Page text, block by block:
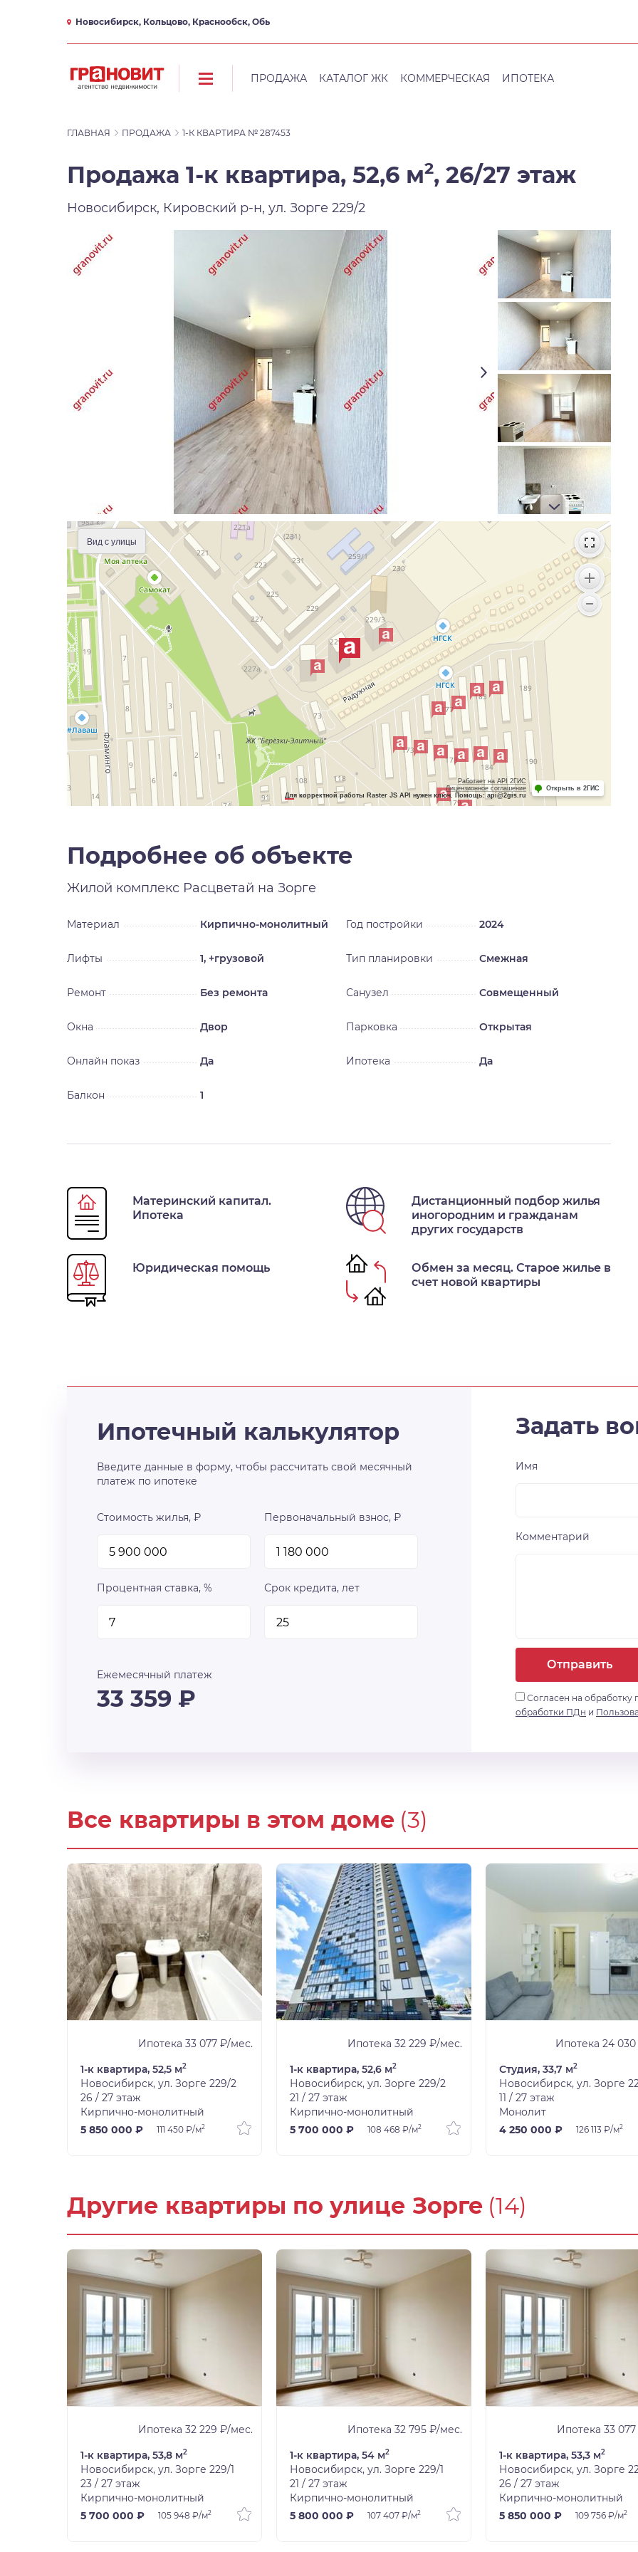
Новосибирск, Кольцово, Краснообск, Обь
ПРОДАЖА КАТАЛОГ ЖК КОММЕРЧЕСКАЯ ИПОТЕКА
ГЛАВНАЯ ПРОДАЖА 1-К КВАРТИРА № 287453
Продажа 1-к квартира, 52,6 м2, 26/27 этаж
Новосибирск, Кировский р-н, ул. Зорге 229/2
Вид с улицы
Работает на API 2ГИС
Лицензионное соглашение
Для корректной работы Raster JS API нужен ключ. Помощь: api@2gis.ru
Открыть в 2ГИС
Подробнее об объекте
Жилой комплекс Расцветай на Зорге
Материал Кирпично-монолитный Год постройки 2024
Лифты 1, +грузовой Тип планировки Смежная
Ремонт Без ремонта Санузел Совмещенный
Окна Двор Парковка Открытая
Онлайн показ Да Ипотека Да
Балкон 1
Материнский капитал.
Ипотека
Дистанционный подбор жилья
иногородним и гражданам
других государств
Юридическая помощь
Обмен за месяц. Старое жилье в
счет новой квартиры
Ипотечный калькулятор
Введите данные в форму, чтобы рассчитать свой месячный
платеж по ипотеке
Стоимость жилья, ₽ Первоначальный взнос, ₽
Процентная ставка, % Срок кредита, лет
Ежемесячный платеж
33 359 ₽
Задать
Имя
Комментарий
Отправить
Согласен на обработку
обработки ПДн и
Все квартиры в этом доме (3)
Ипотека 33 077 ₽/мес.
1-к квартира, 52,5 м2
Новосибирск, ул. Зорге 229/2
26 / 27 этаж
Кирпично-монолитный
5 850 000 ₽
111 450 ₽/м2
Ипотека 32 229 ₽/мес.
1-к квартира, 52,6 м2
Новосибирск, ул. Зорге 229/2
21 / 27 этаж
Кирпично-монолитный
5 700 000 ₽
108 468 ₽/м2
Ипотека 24
Студия, 33,7 м2
Новосибирск, ул. Зорге
11 / 27 этаж
Монолит
4 250 000 ₽
126 113 ₽/м2
Другие квартиры по улице Зорге (14)
Ипотека 32 229 ₽/мес.
1-к квартира, 53,8 м2
Новосибирск, ул. Зорге 229/1
23 / 27 этаж
Кирпично-монолитный
5 700 000 ₽
105 948 ₽/м2
Ипотека 32 795 ₽/мес.
1-к квартира, 54 м2
Новосибирск, ул. Зорге 229/1
21 / 27 этаж
Кирпично-монолитный
5 800 000 ₽
107 407 ₽/м2
Ипотека 33
1-к квартира, 53,3 м2
Новосибирск, ул. Зорге
26 / 27 этаж
Кирпично-монолитный
5 850 000 ₽
109 756 ₽/м2